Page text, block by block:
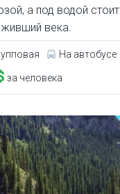
а под водой
века.
На автобусе
за человека